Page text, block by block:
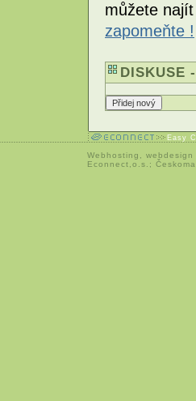
můžete
zapomeňte !
DISKUSE
Easy
Webhosting webdesign
Econnect,o.s.;